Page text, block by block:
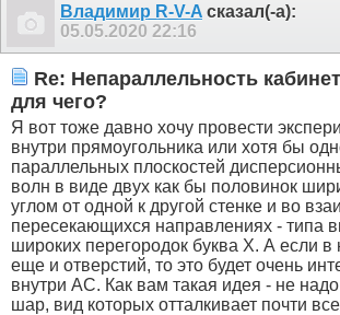
Владимир R-V-A сказал(-а):
05.05.2020 22:16
Re: Непараллельность
для чего?
Я вот тоже давно хочу провести
внутри прямоугольника или хотя бы
параллельных плоскостей
волн в виде двух как бы половинок
углом от одной к другой стенке и во
пересекающихся направлениях - типа
широких перегородок буква Х. А если в
еще и отверстий, то это будет очень
внутри АС. Как вам такая идея - не
шар, вид которых отталкивает почти